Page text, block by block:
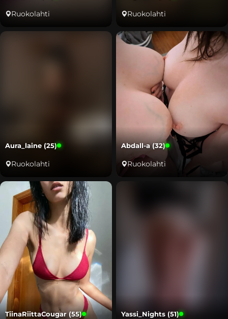
Ruokolahti Ruokolahti
Aura_laine (25)
Ruokolahti
Abdall-a (32)
Ruokolahti
TiinaRiittaCougar (55) Yassi_Nights (51)